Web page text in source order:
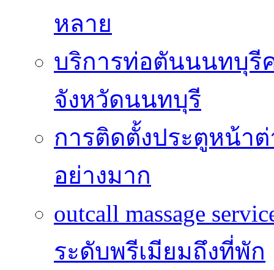
หลาย
บริการท่อตันนนทบุรี
จังหวัดนนทบุรี
การติดตั้งประตูหน้า
อย่างมาก
outcall massage
ระดับพรีเมียมถึงที่พัก